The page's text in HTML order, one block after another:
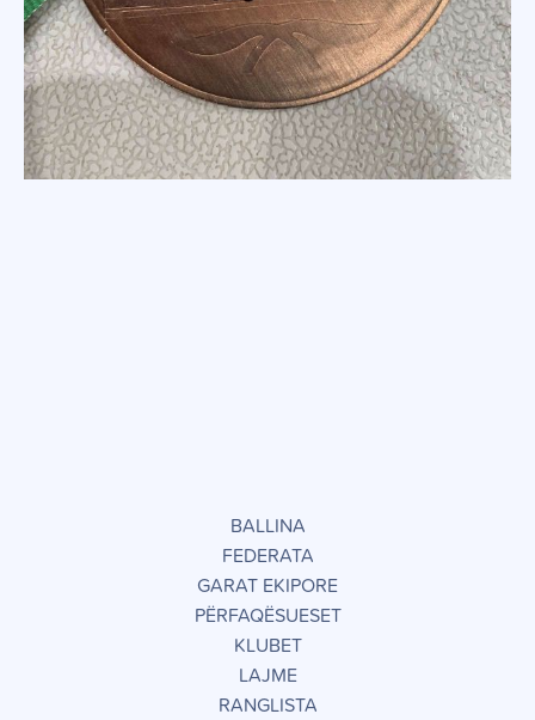
BALLINA
FEDERATA
GARAT EKIPORE
PËRFAQËSUESET
KLUBET
LAJME
RANGLISTA